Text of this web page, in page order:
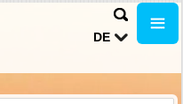
DE